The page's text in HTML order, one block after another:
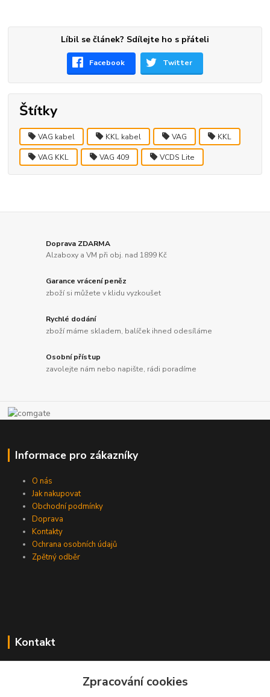
Líbil se článek? Sdílejte ho s přáteli
Facebook Twitter
Štítky
VAG kabel KKL kabel VAG KKL
VAG KKL VAG 409 VCDS Lite
Doprava ZDARMA
Alzaboxy a VM při obj. nad 1899 Kč
Garance vrácení peněz
zboží si můžete v klidu vyzkoušet
Rychlé dodání
zboží máme skladem, balíček ihned odesíláme
Osobní přístup
zavolejte nám nebo napište, rádi poradíme
Informace pro zákazníky
O nás
Jak nakupovat
Obchodní podmínky
Doprava
Kontakty
Ochrana osobních údajů
Zpětný odběr
Kontakt
Zpracování cookies